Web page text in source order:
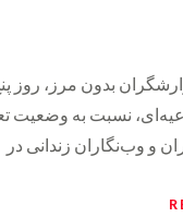
بدون مرز، روز
نسبت به وضعیت
و وب‌نگاران زندانی در